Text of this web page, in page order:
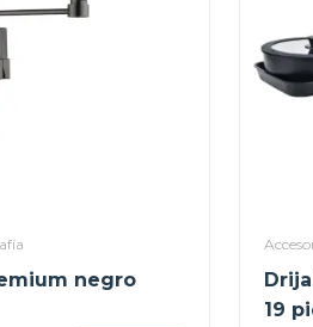
negro
19